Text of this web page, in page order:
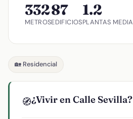
332
METROS
87
EDIFICIOS
1.2
PLANTAS MEDIA
🏡 Residencial
🧭¿Vivir en Calle Sevilla?